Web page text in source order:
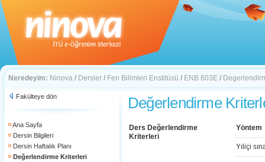
Neredeyim: Ninova / Dersler / Fen Bilimleri Enstitüsü / ENB 603E /
Fakülteye dön
Ana Sayfa
Dersin Bilgileri
Dersin Haftalık Planı
Değerlendirme Kriterleri
Değerlendirme
Ders Değerlendirme
Kriterleri
Yöntem
Yıliçi